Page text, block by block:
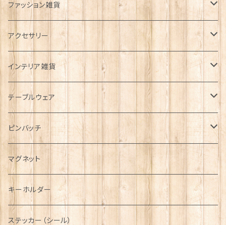
ファッション雑貨
タータンネクタイ
帽子
キャップ
ハンチング帽
キャスケット
ディアストーカー
ニット帽
Tシャツ
マフラー
タータン【Bronte by Moon】
タータン【Glencroft】
ボタンラップマフラー【Aran Traditions】
サッシュ
スカーフ
ファッションマスク
アクセサリー
ORTAK
ブローチ
ペンダント
チャーム
その他のアクセサリー
インテリア雑貨
インテリア置物
ラブスプーン
ラブスプーン【SION LLEWELLYN】
ラブスプーン【PAUL CURTIS】
ファブリック
テーブルウェア
ティータオル
ペーパーナプキン
ティーコジー
その他テーブルウェア
ピンバッチ
ジェネラルデザイン
乗り物
動物＆植物
ミリタリー
NAVY
ピューター
マグネット
キーホルダー
ステッカー（シール）